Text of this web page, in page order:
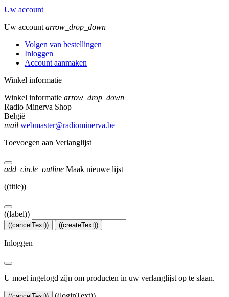
Uw account
Uw account arrow_drop_down
Volgen van bestellingen
Inloggen
Account aanmaken
Winkel informatie
Winkel informatie arrow_drop_down
Radio Minerva Shop
België
mail webmaster@radiominerva.be
Toevoegen aan Verlanglijst
add_circle_outline Maak nieuwe lijst
((title))
((label))
((cancelText)) ((createText))
Inloggen
U moet ingelogd zijn om producten in uw verlanglijst op te slaan.